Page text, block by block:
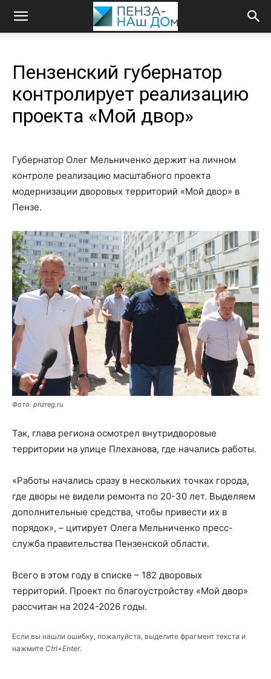
Пензенский губернатор
контролирует реализацию
проекта «Мой двор»
Губернатор Олег Мельниченко держит на личном
контроле реализацию масштабного проекта
модернизации дворовых территорий «Мой двор» в
Пензе.
Фото: pnzreg.ru
Так, глава региона осмотрел внутридворовые
территории на улице Плеханова, где начались работы.
«Работы начались сразу в нескольких точках города,
где дворы не видели ремонта по 20-30 лет. Выделяем
дополнительные средства, чтобы привести их в
порядок», – цитирует Олега Мельниченко пресс-
служба правительства Пензенской области.
Всего в этом году в списке – 182 дворовых
территорий. Проект по благоустройству «Мой двор»
рассчитан на 2024-2026 годы.
Если вы нашли ошибку, пожалуйста, выделите фрагмент текста и
нажмите Ctrl+Enter.